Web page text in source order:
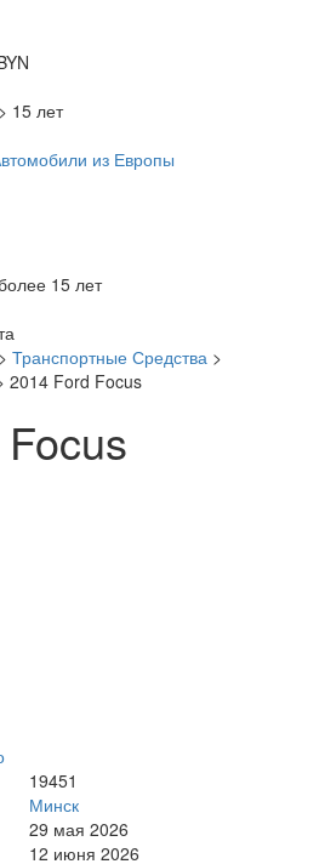
15 лет
из Европы
15 лет
> Транспортные Средства >
2014 Ford Focus
19451
Минск
29 мая 2026
12 июня 2026